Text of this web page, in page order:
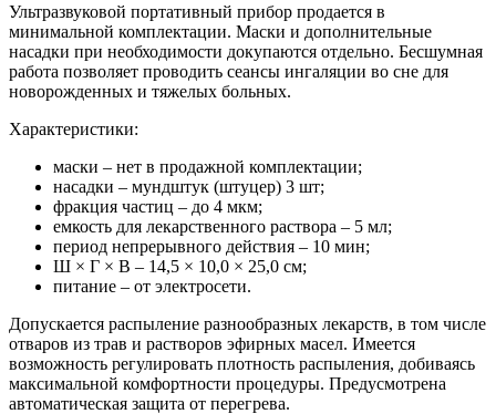
Ультразвуковой портативный прибор продается в
минимальной комплектации. Маски и дополнительные
насадки при необходимости докупаются отдельно. Бесшумная
работа позволяет проводить сеансы ингаляции во сне для
новорожденных и тяжелых больных.
Характеристики:
маски – нет в продажной комплектации;
насадки – мундштук (штуцер) 3 шт;
фракция частиц – до 4 мкм;
емкость для лекарственного раствора – 5 мл;
период непрерывного действия – 10 мин;
Ш × Г × В – 14,5 × 10,0 × 25,0 см;
питание – от электросети.
Допускается распыление разнообразных лекарств, в том числе
отваров из трав и растворов эфирных масел. Имеется
возможность регулировать плотность распыления, добиваясь
максимальной комфортности процедуры. Предусмотрена
автоматическая защита от перегрева.